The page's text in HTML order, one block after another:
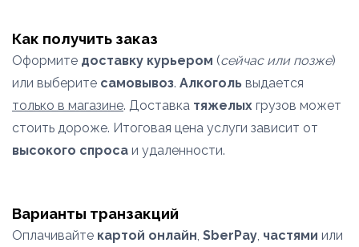
Как получить заказ
Оформите доставку курьером (сейчас или позже)
или выберите самовывоз. Алкоголь выдается
только в магазине. Доставка тяжелых грузов может
стоить дороже. Итоговая цена услуги зависит от
высокого спроса и удаленности.
Варианты транзакций
Оплачивайте картой онлайн, SberPay, частями или